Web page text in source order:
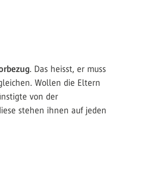
. Das heisst, er muss
Wollen die Eltern
von der
stehen ihnen auf jeden